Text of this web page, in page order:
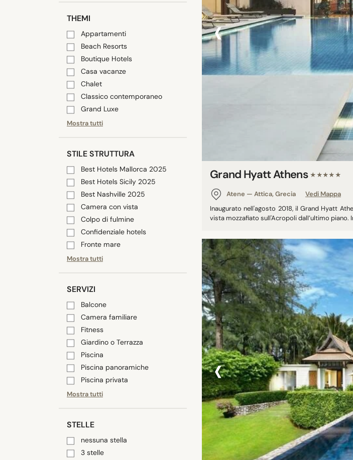
THEMI
Appartamenti
Beach Resorts
Boutique Hotels
Casa vacanze
Chalet
Classico contemporaneo
Grand Luxe
Mostra tutti
STILE STRUTTURA
Best Hotels Mallorca 2025
Best Hotels Sicily 2025
Best Nashville 2025
Camera con vista
Colpo di fulmine
Confidenziale hotels
Fronte mare
Mostra tutti
SERVIZI
Balcone
Camera familiare
Fitness
Giardino o Terrazza
Piscina
Piscina panoramiche
Piscina privata
Mostra tutti
STELLE
nessuna stella
3 stelle
‹
Grand Hyatt Athens ★★★★★
Atene — Attica, Grecia Vedi Mappa
Inaugurato nell'agosto 2018, il Grand Hyatt
vista mozzafiato sull'Acropoli dall’ultimo piano.
‹